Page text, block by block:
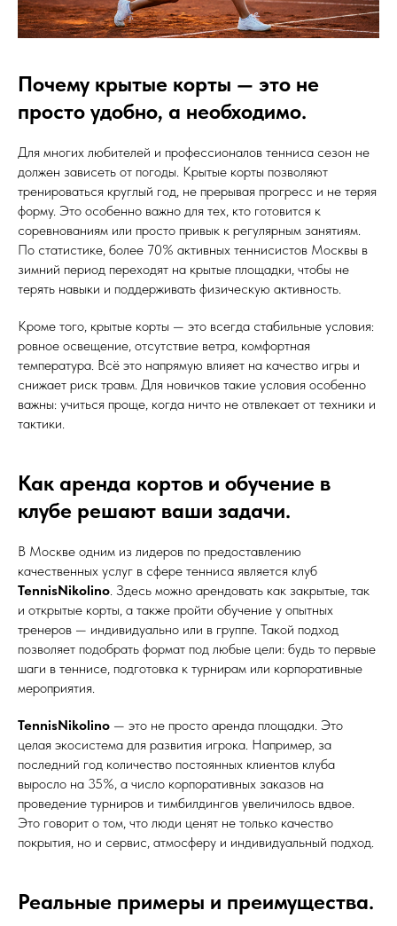
Почему крытые корты — это не
просто удобно, а необходимо.
Для многих любителей и профессионалов тенниса сезон не
должен зависеть от погоды. Крытые корты позволяют
тренироваться круглый год, не прерывая прогресс и не теряя
форму. Это особенно важно для тех, кто готовится к
соревнованиям или просто привык к регулярным занятиям.
По статистике, более 70% активных теннисистов Москвы в
зимний период переходят на крытые площадки, чтобы не
терять навыки и поддерживать физическую активность.
Кроме того, крытые корты — это всегда стабильные условия:
ровное освещение, отсутствие ветра, комфортная
температура. Всё это напрямую влияет на качество игры и
снижает риск травм. Для новичков такие условия особенно
важны: учиться проще, когда ничто не отвлекает от техники и
тактики.
Как аренда кортов и обучение в
клубе решают ваши задачи.
В Москве одним из лидеров по предоставлению
качественных услуг в сфере тенниса является клуб
TennisNikolino . Здесь можно арендовать как закрытые, так
и открытые корты, а также пройти обучение у опытных
тренеров — индивидуально или в группе. Такой подход
позволяет подобрать формат под любые цели: будь то первые
шаги в теннисе, подготовка к турнирам или корпоративные
мероприятия.
TennisNikolino — это не просто аренда площадки. Это
целая экосистема для развития игрока. Например, за
последний год количество постоянных клиентов клуба
выросло на 35%, а число корпоративных заказов на
проведение турниров и тимбилдингов увеличилось вдвое.
Это говорит о том, что люди ценят не только качество
покрытия, но и сервис, атмосферу и индивидуальный подход.
Реальные примеры и преимущества.